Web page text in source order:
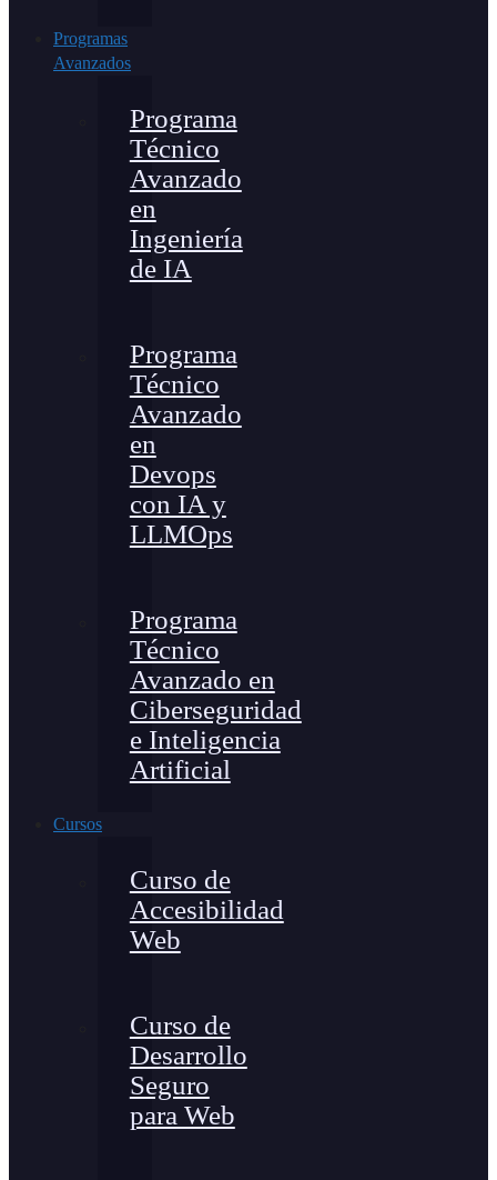
Programas
Avanzados
Programa
Técnico
Avanzado
en
Ingeniería
de IA
Programa
Técnico
Avanzado
en
Devops
con IA y
LLMOps
Programa
Técnico
Avanzado en
Ciberseguridad
e Inteligencia
Artificial
Cursos
Curso de
Accesibilidad
Web
Curso de
Desarrollo
Seguro
para Web